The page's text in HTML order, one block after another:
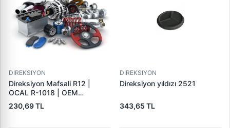
DIREKSIYON
Direksiyon Mafsali R12 |
OCAL R-1018 | OEM
7700348067
230,69 TL
DIREKSIYON
Direksiyon yıldızı 2521
343,65 TL